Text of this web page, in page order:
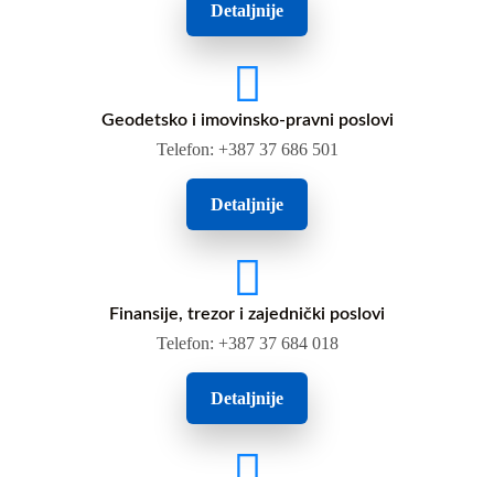
Detaljnije
Geodetsko i imovinsko-pravni poslovi
Telefon: +387 37 686 501
Detaljnije
Finansije, trezor i zajednički poslovi
Telefon: +387 37 684 018
Detaljnije